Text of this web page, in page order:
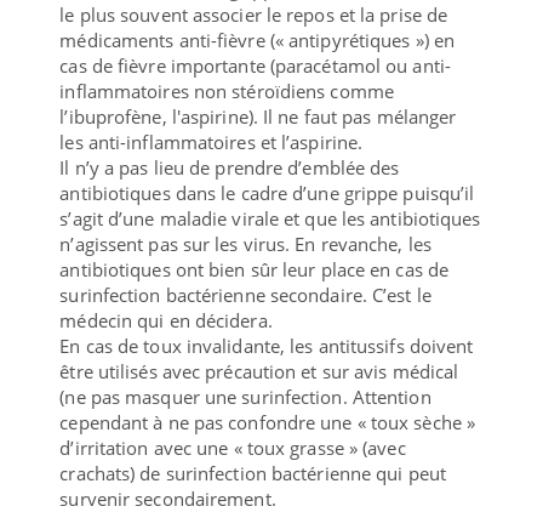
le plus souvent associer le repos et la prise de
médicaments anti-fièvre (« antipyrétiques ») en
cas de fièvre importante (paracétamol ou anti-
inflammatoires non stéroïdiens comme
l’ibuprofène, l'aspirine). Il ne faut pas mélanger
les anti-inflammatoires et l’aspirine.
Il n’y a pas lieu de prendre d’emblée des
antibiotiques dans le cadre d’une grippe puisqu’il
s’agit d’une maladie virale et que les antibiotiques
n’agissent pas sur les virus. En revanche, les
antibiotiques ont bien sûr leur place en cas de
surinfection bactérienne secondaire. C’est le
médecin qui en décidera.
En cas de toux invalidante, les antitussifs doivent
être utilisés avec précaution et sur avis médical
(ne pas masquer une surinfection. Attention
cependant à ne pas confondre une « toux sèche »
d’irritation avec une « toux grasse » (avec
crachats) de surinfection bactérienne qui peut
survenir secondairement.